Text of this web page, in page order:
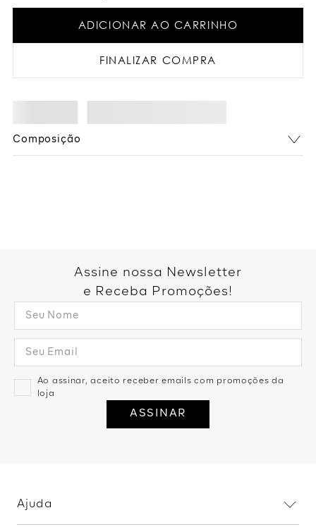
ADICIONAR AO CARRINHO
FINALIZAR COMPRA
Composição
Assine nossa Newsletter
e Receba Promoções!
Ao assinar, aceito receber emails com promoções da
loja
ASSINAR
Ajuda